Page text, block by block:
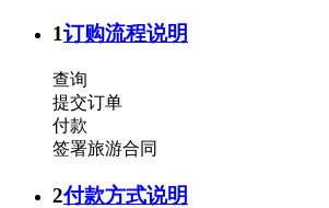
1订购流程说明
查询
提交订单
付款
签署旅游合同
2付款方式说明